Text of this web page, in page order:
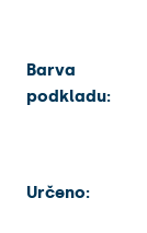
Barva
podkladu:
Určeno: